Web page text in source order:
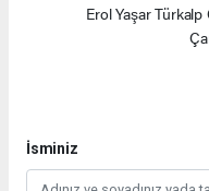
Erol Yaşar
İsminiz